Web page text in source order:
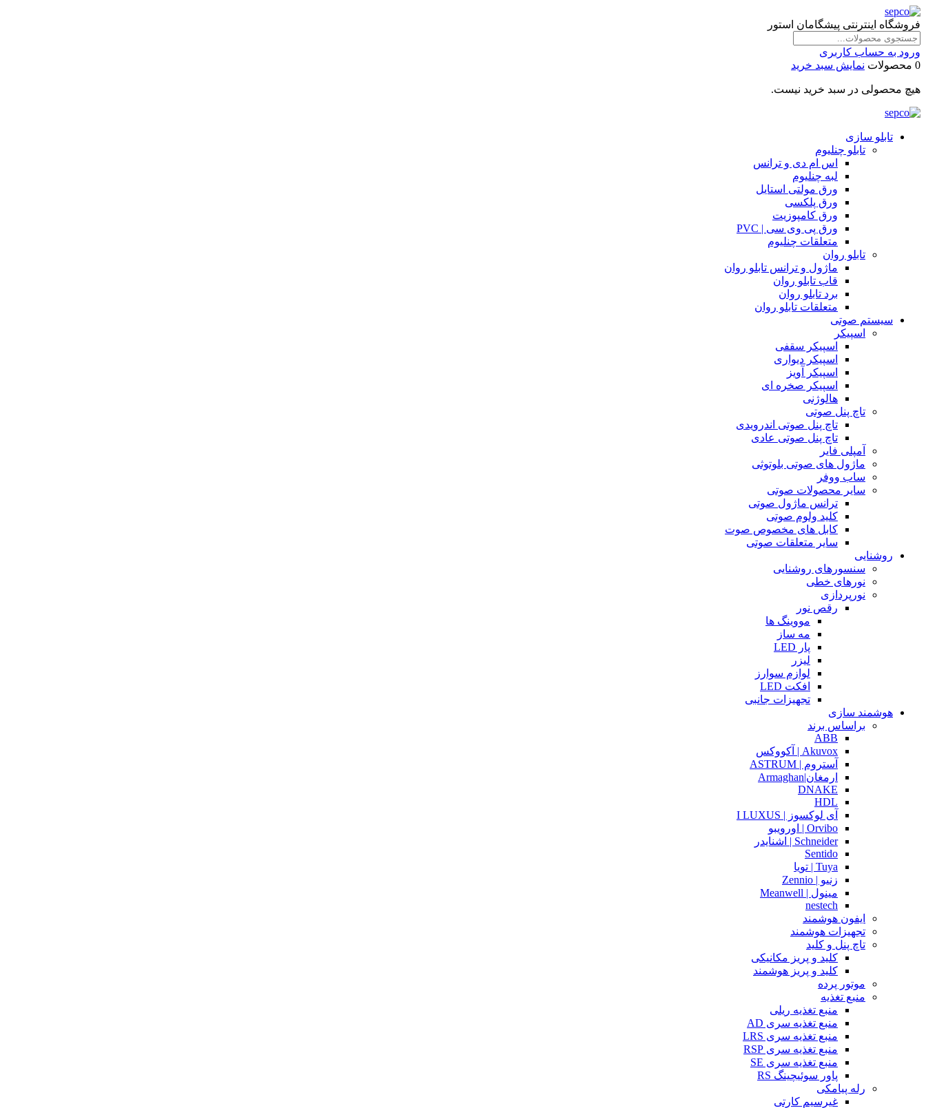
فروشگاه اینترنتی پیشگامان استور
ورود به حساب کاربری
0 محصولات
نمایش سبد خرید
هیچ محصولی در سبد خرید نیست.
تابلو سازی
تابلو چنلیوم
اس ام دی و ترانس
لبه چنلیوم
ورق مولتی استایل
ورق پلکسی
ورق کامپوزیت
ورق پی وی سی | PVC
متعلقات چنلیوم
تابلو روان
ماژول و ترانس تابلو روان
قاب تابلو روان
برد تابلو روان
متعلقات تابلو روان
سیستم صوتی
اسپیکر
اسپیکر سقفی
اسپیکر دیواری
اسپیکر آویز
اسپیکر صخره ای
هالوژنی
تاچ پنل صوتی
تاچ پنل صوتی اندرویدی
تاچ پنل صوتی عادی
آمپلی فایر
ماژول های صوتی بلوتوثی
ساب ووفر
سایر محصولات صوتی
ترانس ماژول صوتی
کلید ولوم صوتی
کابل های مخصوص صوت
سایر متعلقات صوتی
روشنایی
سنسورهای روشنایی
نورهای خطی
نورپردازی
رقص نور
مووینگ ها
مه ساز
پار LED
لیزر
لوازم سوارز
افکت LED
تجهیزات جانبی
هوشمند سازی
براساس برند
ABB
Akuvox | آکووکس
آستروم | ASTRUM
ارمغان|Armaghan
DNAKE
HDL
آی لوکسوز | I LUXUS
Orvibo | اورویبو
Schneider | اشنایدر
Sentido
Tuya | تویا
زنیو | Zennio
مینول | Meanwell
nestech
ایفون هوشمند
تجهیزات هوشمند
تاچ پنل و کلید
کلید و پریز مکانیکی
کلید و پریز هوشمند
موتور پرده
منبع تغذیه
منبع تغذیه ریلی
منبع تغذیه سری AD
منبع تغذیه سری LRS
منبع تغذیه سری RSP
منبع تغذیه سری SE
پاور سوئیچینگ RS
رله پیامکی
غیرسیم کارتی